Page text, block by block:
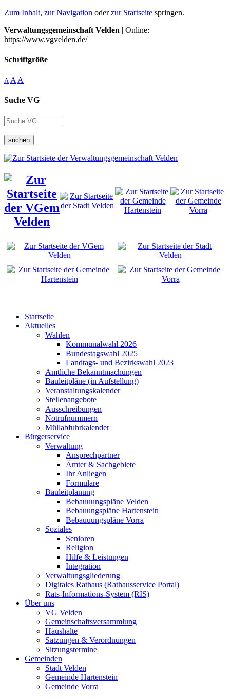
Zum Inhalt, zur Navigation oderzur Startseite springen.
Verwaltungsgemeinschaft Velden | Online:
https://www.vgvelden.de/
Schriftgröße
A A A
Suche VG
suchen
Startseite
Aktuelles
Wahlen
Kommunalwahl 2026
Bundestagswahl 2025
Landtags- und Bezirkswahl 2023
Amtliche Bekanntmachungen
Bauleitpläne (in Aufstellung)
Veranstaltungskalender
Stellenangebote
Ausschreibungen
Notrufnummern
Müllabfuhrkalender
Bürgerservice
Verwaltung
Ansprechpartner
Ämter & Sachgebiete
Ihr Anliegen
Formulare
Bauleitplanung
Bebauuungspläne Velden
Bebauungspläne Hartenstein
Bebauuungspläne Vorra
Soziales
Senioren
Religion
Hilfe & Leistungen
Integration
Verwaltungsgliederung
Digitales Rathaus (Rathausservice Portal)
Rats-Informations-System (RIS)
Über uns
VG Velden
Gemeinschaftsversammlung
Haushalte
Satzungen & Verordnungen
Sitzungstermine
Gemeinden
Stadt Velden
Gemeinde Hartenstein
Gemeinde Vorra